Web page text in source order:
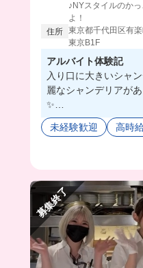
♪NYスタイルのか
よ！
住所 東京都千代田区有
東京B1F
アルバイト体験記
入り口に大きいシャ
麗なシャンデリアが
✨
学生バイトも多くて
し、高級店で働く貴
未経験歓迎 高時
募集終了